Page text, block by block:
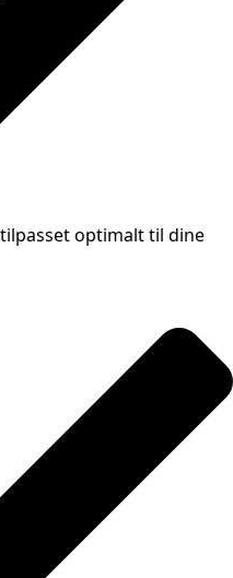
optimalt til dine